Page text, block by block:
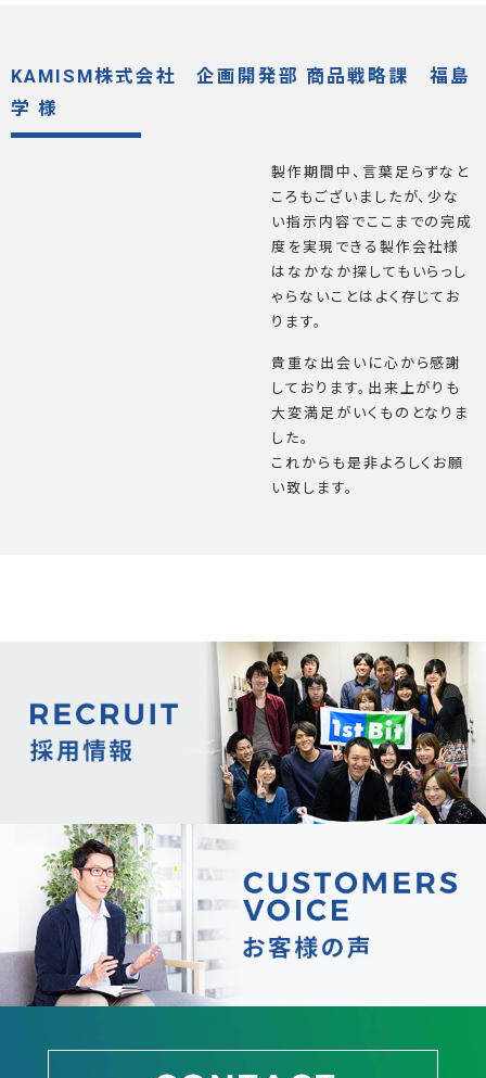
KAMISM株式会社 企画開発部 商品戦略課 福島
学 様
製作期間中、言葉足らずなと
ころもございましたが、少な
い指示内容でここまでの完成
度を実現できる製作会社様
はなかなか探してもいらっし
ゃらないことはよく存じてお
ります。
貴重な出会いに心から感謝
しております。出来上がりも
大変満足がいくものとなりま
した。
これからも是非よろしくお願
い致します。